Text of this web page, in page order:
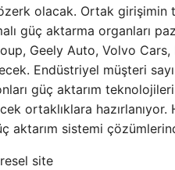
olacak. Ortak girişimin
güç aktarma organları
Geely Auto, Volvo
Endüstriyel müşteri
güç aktarım
ortaklıklara
aktarım sistemi
site